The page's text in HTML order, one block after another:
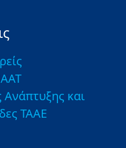
Ανάπτυξης και
ΤΑΑΕ